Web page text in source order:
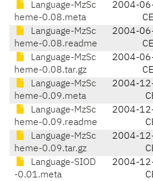
Language-MzSc
heme-0.08.meta
2004-
Language-MzSc
heme-0.08.readme
2004-
Language-MzSc
heme-0.08.tar.gz
2004-
Language-MzSc
heme-0.09.meta
2004-
Language-MzSc
heme-0.09.readme
2004-
Language-MzSc
heme-0.09.tar.gz
2004-
Language-SIOD
-0.01.meta
2004-